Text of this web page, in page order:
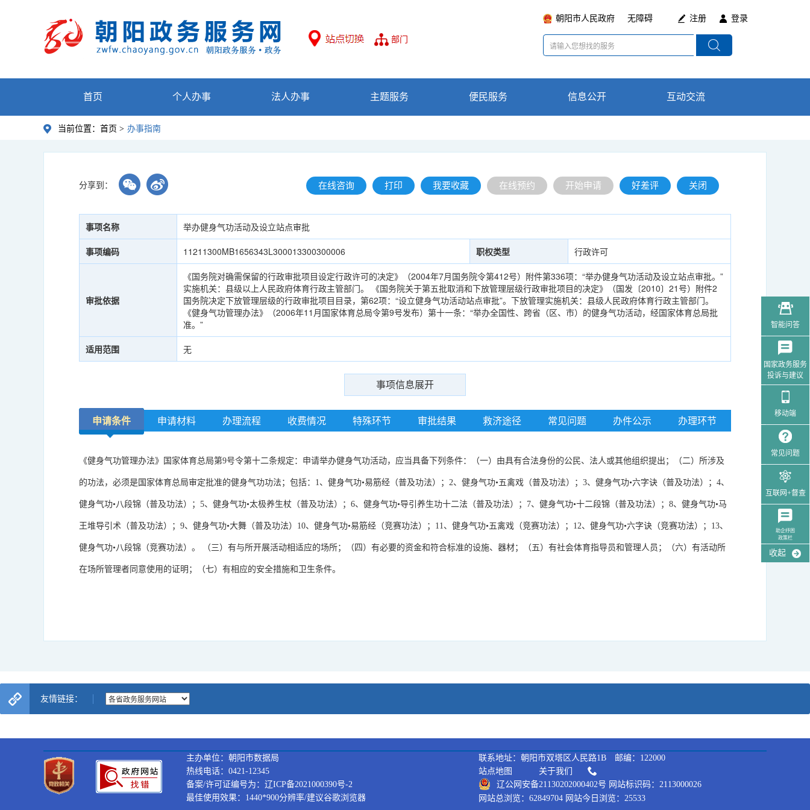
部门
朝阳市人民政府 无障碍 注册 登录
首页 个人办事 法人办事 主题服务 便民服务 通知公告
征集
最新动态
信息公开 互动交流
当前位置： 首页 > 办事指南
在线咨询 打印 我要收藏 在线预约 开始申请 好差评 关闭
分享到：
事项名称 举办健身气功活动及设立站点审批
事项编码 11211300MB1656343L300013300300006 职权类型 行政许可
审批依据
《国务院对确需保留的行政审批项目设定行政许可的决定》（2004年7月国务院令第412号）附件第336项：“举办健身气功活动及设立站点审批。”
实施机关：县级以上人民政府体育行政主管部门。 《国务院关于第五批取消和下放管理层级行政审批项目的决定》（国发〔2010〕21号）附件2
国务院决定下放管理层级的行政审批项目目录，第62项：“设立健身气功活动站点审批”。下放管理实施机关：县级人民政府体育行政主管部门。
《健身气功管理办法》（2006年11月国家体育总局令第9号发布）第十一条：“举办全国性、跨省（区、市）的健身气功活动，经国家体育总局批
准。”
适用范围 无
事项信息展开
申请条件 申请材料 办理流程 收费情况 特殊环节 审批结果 救济途径 常见问题 办件公示 办理环节
《健身气功管理办法》国家体育总局第9号令第十二条规定：申请举办健身气功活动，应当具备下列条件：（一）由具有合法身份的公民、法人或其他组织提出；（二）所涉及
的功法，必须是国家体育总局审定批准的健身气功功法；包括：1、健身气功•易筋经（普及功法）；2、健身气功•五禽戏（普及功法）；3、健身气功•六字诀（普及功法）；4、
健身气功•八段锦（普及功法）；5、健身气功•太极养生杖（普及功法）；6、健身气功•导引养生功十二法（普及功法）；7、健身气功•十二段锦（普及功法）；8、健身气功•马
王堆导引术（普及功法）；9、健身气功•大舞（普及功法）10、健身气功•易筋经（竞赛功法）；11、健身气功•五禽戏（竞赛功法）；12、健身气功•六字诀（竞赛功法）；13、
健身气功•八段锦（竞赛功法）。 （三）有与所开展活动相适应的场所；（四）有必要的资金和符合标准的设施、器材；（五）有社会体育指导员和管理人员；（六）有活动所
在场所管理者同意使用的证明；（七）有相应的安全措施和卫生条件。
智能问答
国家政务服务
投诉与建议
移动端
常见问题
互联网+督查
助企纾困
政策栏
收起
友情链接：
主办单位：朝阳市数据局
热线电话：0421-12345
备案/许可证编号为：辽ICP备2021000390号-2
最佳使用效果：1440*900分辨率/建议谷歌浏览器
联系地址：朝阳市双塔区人民路1B 邮编：122000
站点地图
关于我们
辽公网安备21130202000402号 网站标识码：2113000026
网站总浏览：62849704 网站今日浏览：25533